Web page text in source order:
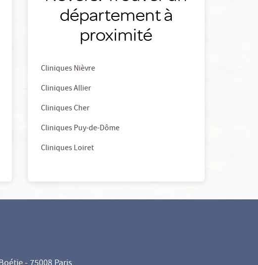
département à
proximité
Cliniques Nièvre
Cliniques Allier
Cliniques Cher
Cliniques Puy-de-Dôme
Cliniques Loiret